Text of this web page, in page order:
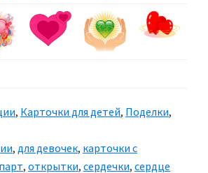
, Карточки для детей, Поделки,
, для девочек, карточки с
, открытки, сердечки, сердце